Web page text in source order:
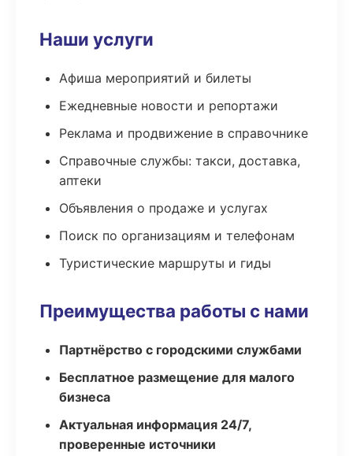
Наши услуги
Афиша мероприятий и билеты
Ежедневные новости и репортажи
Реклама и продвижение в справочнике
Справочные службы: такси, доставка,
аптеки
Объявления о продаже и услугах
Поиск по организациям и телефонам
Туристические маршруты и гиды
Преимущества работы с нами
Партнёрство с городскими службами
Бесплатное размещение для малого
бизнеса
Актуальная информация 24/7,
проверенные источники